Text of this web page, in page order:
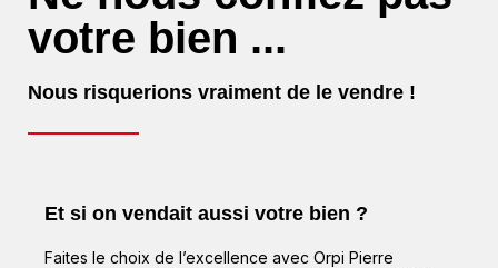
votre bien ...
Nous risquerions vraiment de le vendre !
Et si on vendait aussi votre bien ?
Faites le choix de l’excellence avec Orpi Pierre